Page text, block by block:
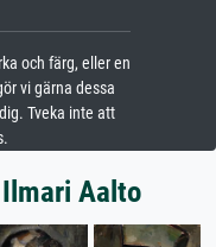
och färg, eller en
vi gärna dessa
Tveka inte att
Aalto